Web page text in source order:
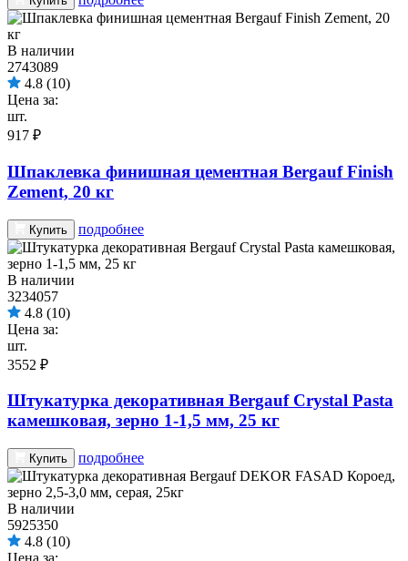
В наличии
2743089
4.8 (10)
Цена за:
шт.
917 ₽
Шпаклевка финишная цементная Bergauf Finish
Zement, 20 кг
Купить подробнее
В наличии
3234057
4.8 (10)
Цена за:
шт.
3552 ₽
Штукатурка декоративная Bergauf Crystal Pasta
камешковая, зерно 1-1,5 мм, 25 кг
Купить подробнее
В наличии
5925350
4.8 (10)
Цена за: